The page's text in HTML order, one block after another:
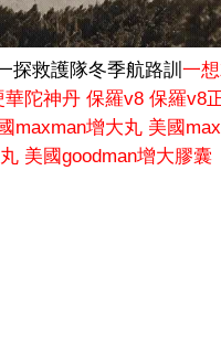
探救護隊冬季航路訓 一
華陀神丹 保羅v8 保羅v8
maxman增大丸 美國
美國goodman增大膠囊